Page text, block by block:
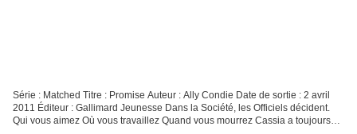
Série : Matched Titre : Promise Auteur : Ally Condie Date de sortie : 2 avril
2011 Éditeur : Gallimard Jeunesse Dans la Société, les Officiels décident.
Qui vous aimez Où vous travaillez Quand vous mourrez Cassia a toujours